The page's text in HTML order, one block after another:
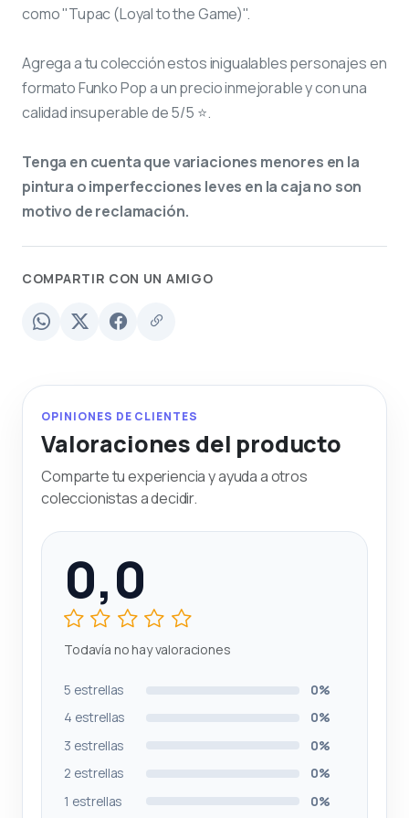
como "Tupac (Loyal to the Game)".
Agrega a tu colección estos inigualables personajes en
formato Funko Pop a un precio inmejorable y con una
calidad insuperable de 5/5 ⭐.
Tenga en cuenta que variaciones menores en la
pintura o imperfecciones leves en la caja no son
motivo de reclamación.
COMPARTIR CON UN AMIGO
OPINIONES DE CLIENTES
Valoraciones del producto
Comparte tu experiencia y ayuda a otros
coleccionistas a decidir.
0,0
Todavía no hay valoraciones
5 estrellas
0%
4 estrellas
0%
3 estrellas
0%
2 estrellas
0%
1 estrellas
0%